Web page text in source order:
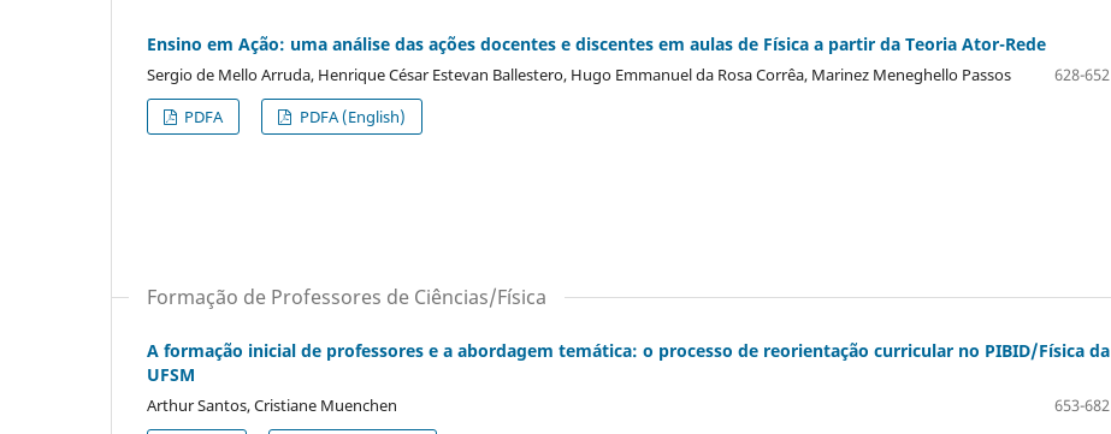
Ensino em Ação: uma análise das ações docentes e discentes em aulas de Física a partir da Teoria Ator-Rede
Sergio de Mello Arruda, Henrique César Estevan Ballestero, Hugo Emmanuel da Rosa Corrêa, Marinez Meneghello Passos
628-652
PDFA
PDFA (English)
Formação de Professores de Ciências/Física
A formação inicial de professores e a abordagem temática: o processo de reorientação curricular no PIBID/Física da
UFSM
Arthur Santos, Cristiane Muenchen
653-682